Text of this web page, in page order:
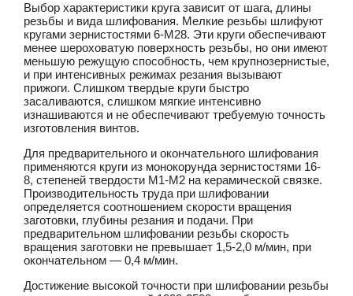
Выбор характеристики круга зависит от шага, длины
резьбы и вида шлифования. Мелкие резьбы шлифуют
кругами зернистостями 6-М28. Эти круги обеспечивают
менее шероховатую поверхность резьбы, но они имеют
меньшую режущую способность, чем крупнозернистые,
и при интенсивных режимах резания вызывают
прижоги. Слишком твердые круги быстро
засаливаются, слишком мягкие интенсивно
изнашиваются и не обеспечивают требуемую точность
изготовления винтов.
Для предварительного и окончательного шлифования
применяются круги из монокорунда зернистостями 16-
8, степеней твердости M1-М2 на керамической связке.
Производительность труда при шлифовании
определяется соотношением скорости вращения
заготовки, глубины резания и подачи. При
предварительном шлифовании резьбы скорость
вращения заготовки не превышает 1,5-2,0 м/мин, при
окончательном — 0,4 м/мин.
Достижение высокой точности при шлифовании резьбы